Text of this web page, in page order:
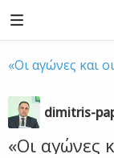
«Οι αγώνες και
dimitris-
«Οι αγώνες